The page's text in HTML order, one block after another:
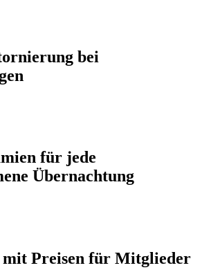
bei
für jede
Übernachtung
mit Preisen für Mitglieder